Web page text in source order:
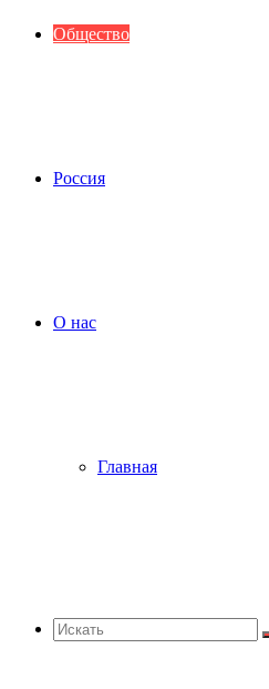
Общество
Россия
О нас
Главная